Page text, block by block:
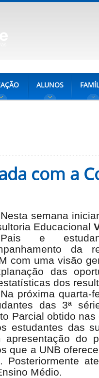
ALUNOS
com a
Nesta semana
Educacional
Pais e
da
com uma visão
das
dos
Na próxima quarta-
das 3ª
Parcial obtido
estudantes das
do
que a UNB
Posteriormente
Médio.